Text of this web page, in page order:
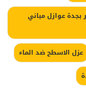
عوازل مباني
عزل الاسطح ضد الماء